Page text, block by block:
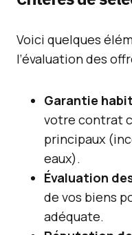
Voici quelques
l’évaluation des
Garantie
votre contrat
principaux
eaux).
Évaluation
de vos biens
adéquate.